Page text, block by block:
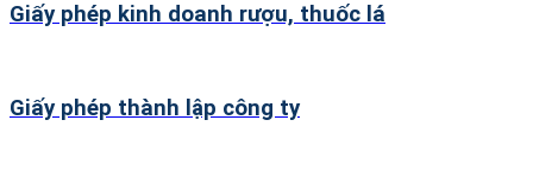
Giấy phép kinh doanh rượu, thuốc lá
Giấy phép thành lập công ty